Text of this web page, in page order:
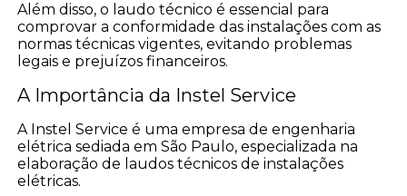
Além disso, o laudo técnico é essencial para
comprovar a conformidade das instalações com as
normas técnicas vigentes, evitando problemas
legais e prejuízos financeiros.
A Importância da Instel Service
A Instel Service é uma empresa de engenharia
elétrica sediada em São Paulo, especializada na
elaboração de laudos técnicos de instalações
elétricas.